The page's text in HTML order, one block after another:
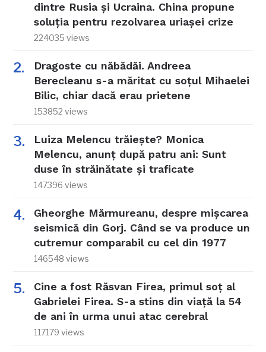
dintre Rusia și Ucraina. China propune
soluția pentru rezolvarea uriașei crize
224035 views
Dragoste cu năbădăi. Andreea
Berecleanu s-a măritat cu soțul Mihaelei
Bilic, chiar dacă erau prietene
153852 views
Luiza Melencu trăiește? Monica
Melencu, anunț după patru ani: Sunt
duse în străinătate și traficate
147396 views
Gheorghe Mărmureanu, despre mișcarea
seismică din Gorj. Când se va produce un
cutremur comparabil cu cel din 1977
146548 views
Cine a fost Răsvan Firea, primul soț al
Gabrielei Firea. S-a stins din viață la 54
de ani în urma unui atac cerebral
117179 views